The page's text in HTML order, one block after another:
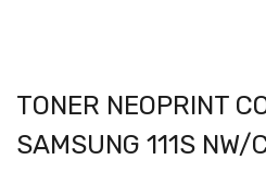
TONER NEOPRINT
SAMSUNG 111S NW/